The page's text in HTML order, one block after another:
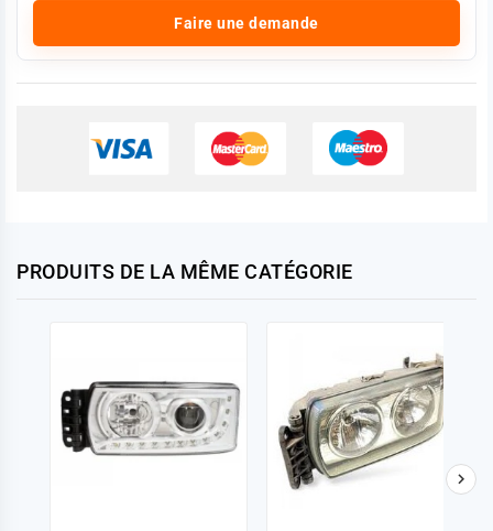
Faire une demande
PRODUITS DE LA MÊME CATÉGORIE
